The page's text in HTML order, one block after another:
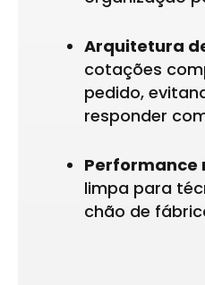
Arquitetura
cotações
pedido,
responder
Performance
limpa para
chão de